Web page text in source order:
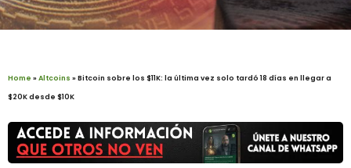
Home »Altcoins »Bitcoin sobre los $11K: la última vez solo tardó 18 días en llegar a
$20K desde $10K